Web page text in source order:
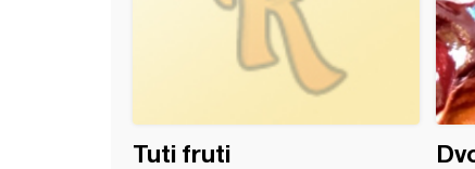
Tuti fruti